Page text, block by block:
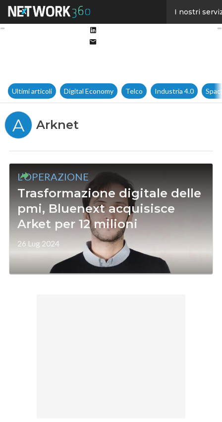
I nostri
Ultimi articoli Digital Economy Telco Industria 4.0
A Arknet
L’OPERAZIONE
Trasformazione digitale delle
pmi, Bluenext acquisisce
Arket per 12 milioni
26 Lug 2024